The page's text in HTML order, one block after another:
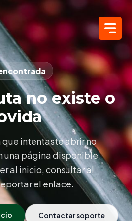
no existe o
que intentaste abrir no
una página disponible.
al inicio, consultar al
el enlace.
Contactar soporte